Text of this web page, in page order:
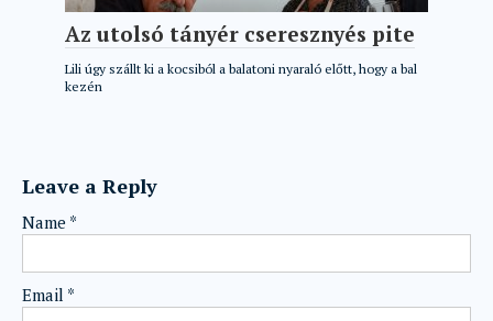
Az utolsó tányér cseresznyés pite
Lili úgy szállt ki a kocsiból a balatoni nyaraló előtt, hogy a bal
kezén
Leave a Reply
Name *
Email *